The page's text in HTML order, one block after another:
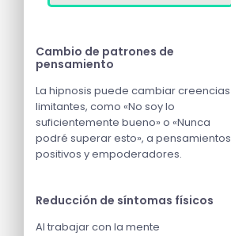
Cambio de patrones de
pensamiento
La hipnosis puede cambiar creencias
limitantes, como «No soy lo
suficientemente bueno» o «Nunca
podré superar esto», a pensamientos
positivos y empoderadores.
Reducción de síntomas físicos
Al trabajar con la mente